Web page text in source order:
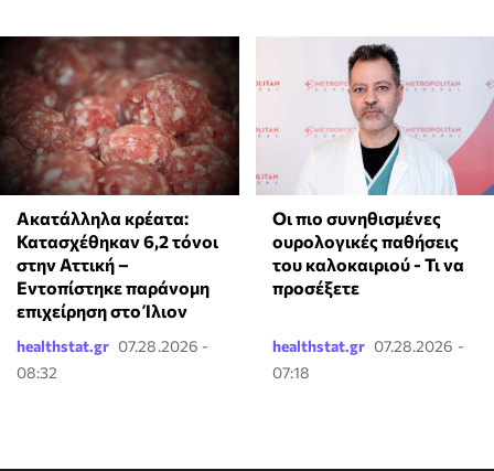
Ακατάλληλα κρέατα:
Κατασχέθηκαν 6,2 τόνοι
στην Αττική –
Εντοπίστηκε παράνομη
επιχείρηση στο Ίλιον
healthstat.gr 07.28.2026 -
08:32
Οι πιο συνηθισμένες
ουρολογικές παθήσεις
του καλοκαιριού - Τι να
προσέξετε
healthstat.gr 07.28.2026 -
07:18